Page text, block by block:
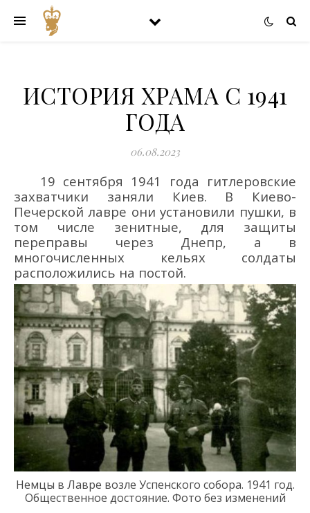
ИСТОРИЯ ХРАМА С 1941
ГОДА
06.08.2023
19 сентября 1941 года гитлеровские
захватчики заняли Киев. В Киево-
Печерской лавре ониустановили пушки, в
том числе зенитные, для защиты
переправы через Днепр, а в
многочисленных кельях солдаты
расположились на постой.
Немцы в Лавре возле Успенского собора. 1941 год.
Общественное достояние. Фото без изменений